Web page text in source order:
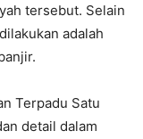
tersebut. Selain
adalah
Terpadu Satu
detail dalam